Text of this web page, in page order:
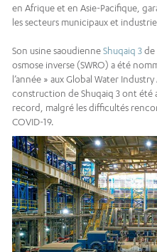
en Afrique et en Asie-Pacifique,
les secteurs municipaux et
Son usine saoudienneShuqaiq 3de
osmose inverse (SWRO) a été
l’année » aux Global Water
construction de Shuqaiq 3 ont été
record, malgré les difficultés
COVID-19.